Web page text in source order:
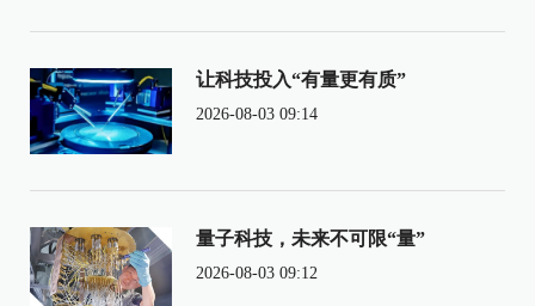
让科技投入“有量更有质”
2026-08-03 09:14
量子科技，未来不可限“量”
2026-08-03 09:12